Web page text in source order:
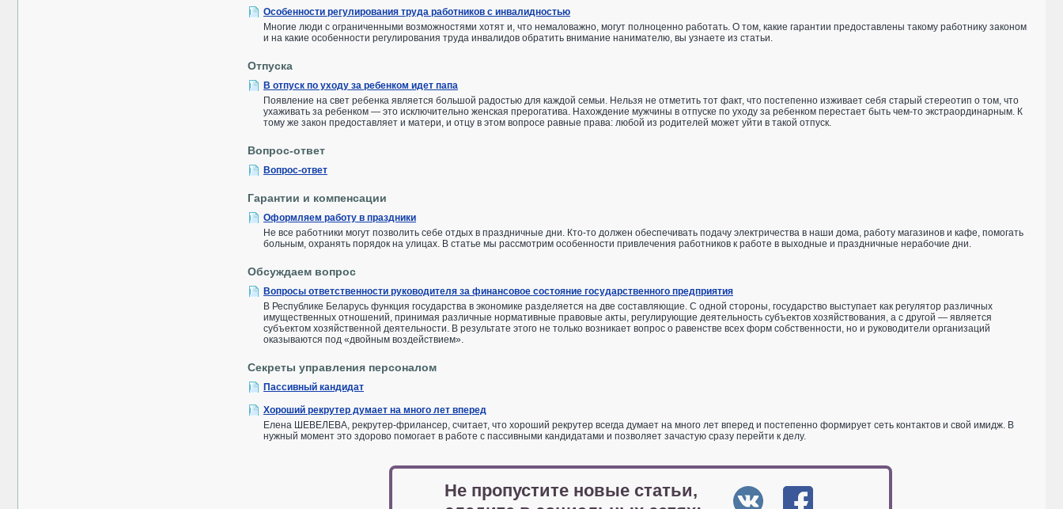
Особенности регулирования труда работников с инвалидностью
Многие люди с ограниченными возможностями хотят и, что немаловажно, могут полноценно работать. О том, какие гарантии предоставлены такому работнику законом
и на какие особенности регулирования труда инвалидов обратить внимание нанимателю, вы узнаете из статьи.
Отпуска
В отпуск по уходу за ребенком идет папа
Появление на свет ребенка является большой радостью для каждой семьи. Нельзя не отметить тот факт, что постепенно изживает себя старый стереотип о том, что
ухаживать за ребенком — это исключительно женская прерогатива. Нахождение мужчины в отпуске по уходу за ребенком перестает быть чем-то экстраординарным. К
тому же закон предоставляет и матери, и отцу в этом вопросе равные права: любой из родителей может уйти в такой отпуск.
Вопрос-ответ
Вопрос-ответ
Гарантии и компенсации
Оформляем работу в праздники
Не все работники могут позволить себе отдых в праздничные дни. Кто-то должен обеспечивать подачу электричества в наши дома, работу магазинов и кафе, помогать
больным, охранять порядок на улицах. В статье мы рассмотрим особенности привлечения работников к работе в выходные и праздничные нерабочие дни.
Обсуждаем вопрос
Вопросы ответственности руководителя за финансовое состояние государственного предприятия
В Республике Беларусь функция государства в экономике разделяется на две составляющие. С одной стороны, государство выступает как регулятор различных
имущественных отношений, принимая различные нормативные правовые акты, регулирующие деятельность субъектов хозяйствования, а с другой — является
субъектом хозяйственной деятельности. В результате этого не только возникает вопрос о равенстве всех форм собственности, но и руководители организаций
оказываются под «двойным воздействием».
Секреты управления персоналом
Пассивный кандидат
Хороший рекрутер думает на много лет вперед
Елена ШЕВЕЛЕВА, рекрутер-фрилансер, считает, что хороший рекрутер всегда думает на много лет вперед и постепенно формирует сеть контактов и свой имидж. В
нужный момент это здорово помогает в работе с пассивными кандидатами и позволяет зачастую сразу перейти к делу.
Не пропустите новые статьи,